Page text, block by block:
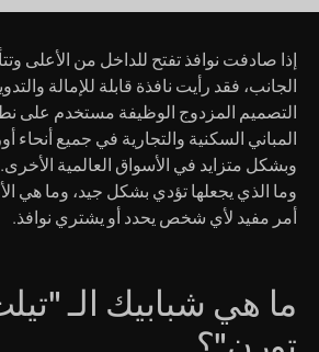
إذا صادفت نوافذ تفتح للداخل من الأعلى
الجانب، فقد رأيت نافذة قابلة للإمالة
التصميم المزدوج الوظيفة مستخدم على
المباني السكنية والتجارية في جميع أنحاء
وبشكل متزايد في الأسواق العالمية
وما الذي يجعلها تؤدي بشكل جيد، وما هي
أمر مفيد لأي شخص يحدد أو يشتري نوافذ.
ما هي شبابيك الـ